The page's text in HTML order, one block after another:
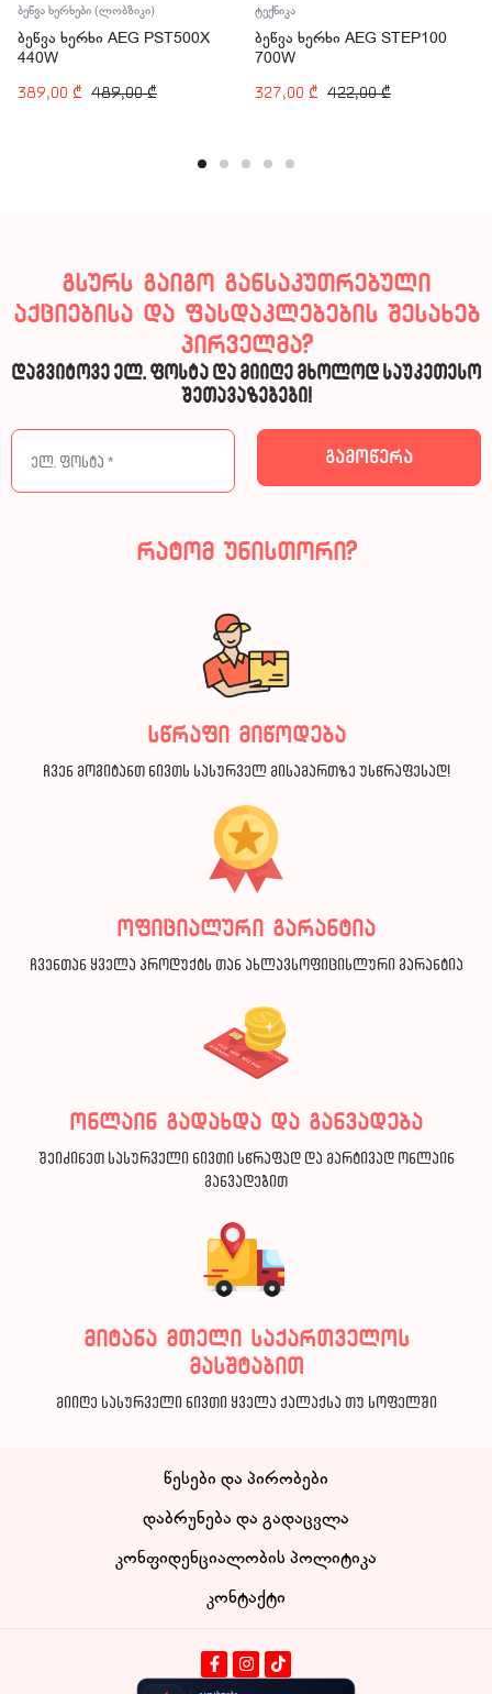
ბეწვა ხერხები (ლობზიკი)
ბეწვა ხერხი AEG PST500X
440W
389,00 ₾ 489,00₾
ტექნიკა
ბეწვა ხერხი AEG STEP100
700W
327,00 ₾ 422,00₾
გსურს გაიგო განსაკუთრებული
აქციებისა და ფასდაკლებების შესახებ
პირველმა?
დაგვიტოვე ელ. ფოსტა და მიიღე მხოლოდ საუკეთესო
შეთავაზებები!
რატომ უნისთორი?
სწრაფი მიწოდება
ჩვენ მოგიტანთ ნივთს სასურველ მისამართზე უსწრაფესად!
ოფიციალური გარანტია
ჩვენთან ყველა პროდუქტს თან ახლავსოფიცისლური გარანტია
ონლაინ გადახდა და განვადება
შეიძინეთ სასურველი ნივთი სწრაფად და მარტივად ონლაინ
განვადებით
მიტანა მთელი საქართველოს
მასშტაბით
მიიღე სასურველი ნივთი ყველა ქალაქსა თუ სოფელში
წესები და პირობები
დაბრუნება და გადაცვლა
კონფიდენციალობის პოლიტიკა
კონტაქტი